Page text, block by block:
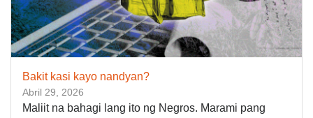
Bakit kasi kayo nandyan?
Abril 29, 2026
Maliit na bahagi lang ito ng Negros. Marami pang